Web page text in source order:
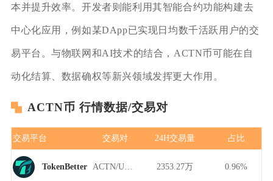
本并提升效率。开发者则能利用其智能合约功能构建去
中心化应用，例如某DApp已实现日均数千活跃用户的交
易平台。与物联网和AI技术的结合，ACTN币可能在自
动化结算、数据确权等新兴领域发挥更大作用。
ACTN币 行情数据/交易对
交易平台 交易对 24H交易量 占比
TokenBetter 2353.27万 0.96%